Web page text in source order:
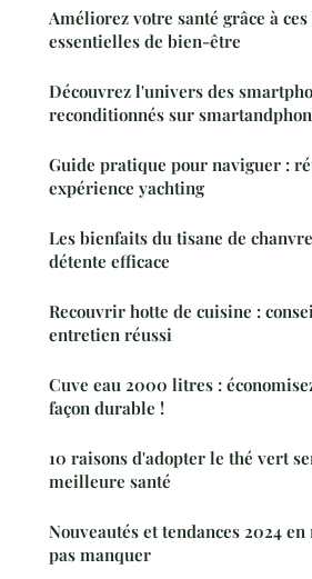
Améliorez votre santé grâce à
essentielles de bien-être
Découvrez l'univers des
reconditionnés sur
Guide pratique pour naviguer :
expérience yachting
Les bienfaits du tisane de
détente efficace
Recouvrir hotte de cuisine :
entretien réussi
Cuve eau 2000 litres :
façon durable !
10 raisons d'adopter le thé vert
meilleure santé
Nouveautés et tendances 2024
pas manquer